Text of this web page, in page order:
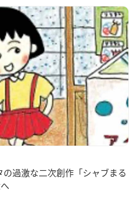
の過激な二次創作「シャブまる